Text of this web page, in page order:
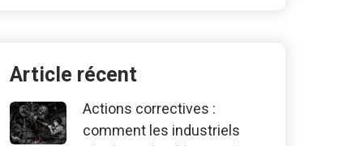
Article récent
Actions correctives :
comment les industriels